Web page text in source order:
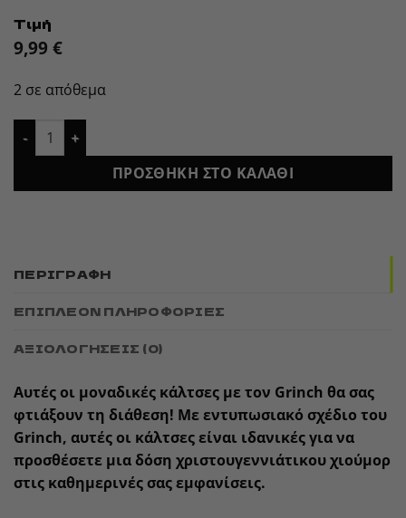
Τιμή
9,99 €
2 σε απόθεμα
Κάλτσες Grinch ποσότητα
ΠΡΟΣΘΉΚΗ ΣΤΟ ΚΑΛΆΘΙ
ΠΕΡΙΓΡΑΦΉ
ΕΠΙΠΛΈΟΝ ΠΛΗΡΟΦΟΡΊΕΣ
ΑΞΙΟΛΟΓΉΣΕΙΣ (0)
Αυτές οι μοναδικές κάλτσες με τον Grinch θα σας
φτιάξουν τη διάθεση! Με εντυπωσιακό σχέδιο του
Grinch, αυτές οι κάλτσες είναι ιδανικές για να
προσθέσετε μια δόση χριστουγεννιάτικου χιούμορ
στις καθημερινές σας εμφανίσεις.